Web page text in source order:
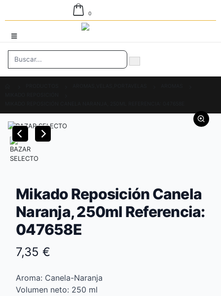
0
Mikado Reposición Canela
Naranja, 250ml Referencia:
047658E
7,35 €
Aroma: Canela-Naranja
Volumen neto: 250 ml